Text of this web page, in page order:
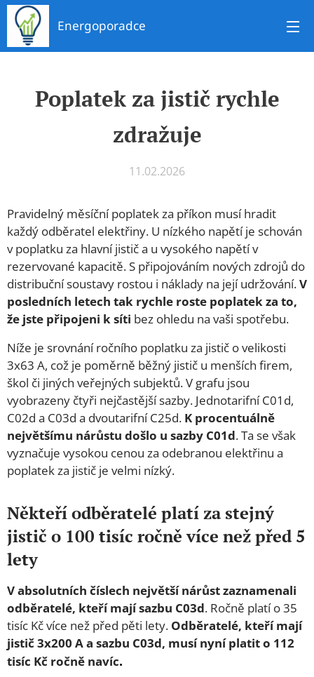
Energoporadce
Poplatek za jistič rychle
zdražuje
11.02.2026
Pravidelný měsíční poplatek za příkon musí hradit
každý odběratel elektřiny. U nízkého napětí je schován
v poplatku za hlavní jistič a u vysokého napětí v
rezervované kapacitě. S připojováním nových zdrojů do
distribuční soustavy rostou i náklady na její udržování.V
posledních letech tak rychle roste poplatek za to,
že jste připojeni k síti bez ohledu na vaši spotřebu.
Níže je srovnání ročního poplatku za jistič o velikosti
3x63 A, což je poměrně běžný jistič u menších firem,
škol či jiných veřejných subjektů. V grafu jsou
vyobrazeny čtyři nejčastější sazby. Jednotarifní C01d,
C02d a C03d a dvoutarifní C25d. K procentuálně
největšímu nárůstu došlo u sazby C01d. Ta se však
vyznačuje vysokou cenou za odebranou elektřinu a
poplatek za jistič je velmi nízký.
Někteří odběratelé platí za stejný
jistič o 100 tisíc ročně více než před 5
lety
V absolutních číslech největší nárůst zaznamenali
odběratelé, kteří mají sazbu C03d. Ročně platí o 35
tisíc Kč více než před pěti lety. Odběratelé, kteří mají
jistič 3x200 A a sazbu C03d, musí nyní platit o 112
tisíc Kč ročně navíc.